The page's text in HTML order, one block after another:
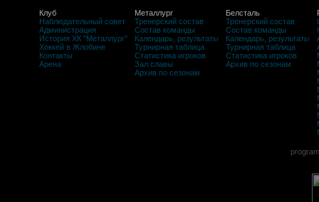
Клуб
Наблюдательный совет
Администрация
История ХК "Металлург"
Хоккей в Жлобине
Контакты
Арена
Металлург
Тренерский состав
Состав команды
Календарь, результаты
Турнирная таблица
Статистика игроков
Зал славы
Архив по сезонам
Белсталь
Тренерский состав
Состав команды
Календарь, результаты
Турнирная таблица
Статистика игроков
Архив по сезонам